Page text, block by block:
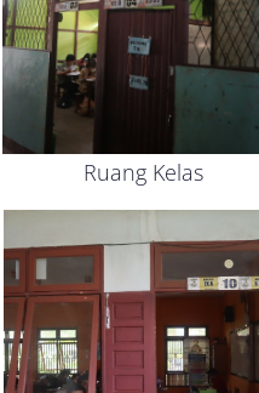
Ruang Kelas